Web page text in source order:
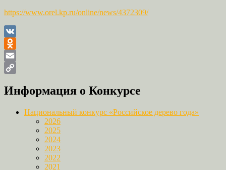
https://www.orel.kp.ru/online/news/4372309/
VK
Odnoklassniki
Email
Link
Информация о Конкурсе
Национальный конкурс «Российское дерево года»
2026
2025
2024
2023
2022
2021